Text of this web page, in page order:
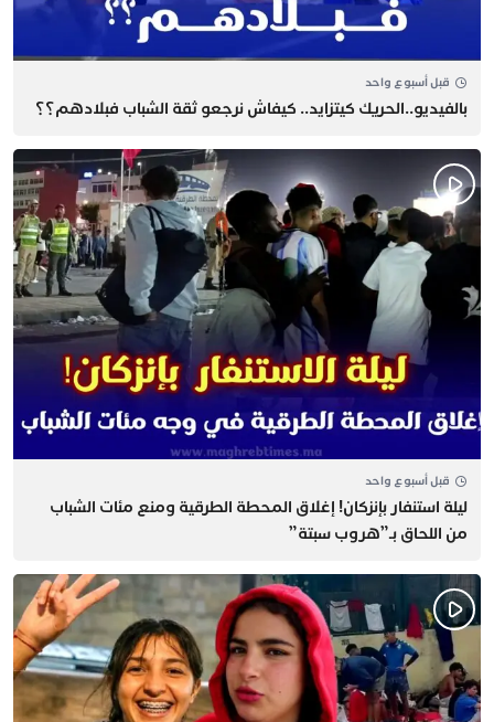
قبل أسبوع واحد
بالفيديو..الحريك كيتزايد.. كيفاش نرجعو ثقة الشباب فبلادهم؟؟
قبل أسبوع واحد
​ليلة استنفار بإنزكان! إغلاق المحطة الطرقية ومنع مئات الشباب
من اللحاق بـ”هروب سبتة”